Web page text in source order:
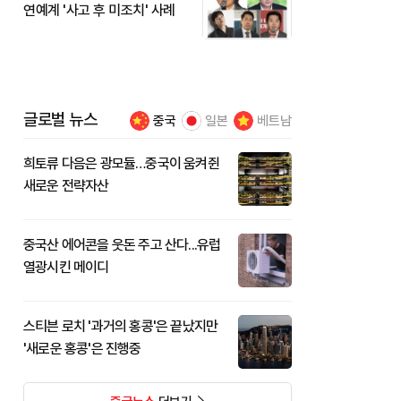
연예계 '사고 후 미조치' 사례
글로벌 뉴스 중국 일본 베트남
희토류 다음은 광모듈…중국이 움켜쥔
새로운 전략자산
중국산 에어콘을 웃돈 주고 산다...유럽
열광시킨 메이디
스티븐 로치 '과거의 홍콩'은 끝났지만
'새로운 홍콩'은 진행중